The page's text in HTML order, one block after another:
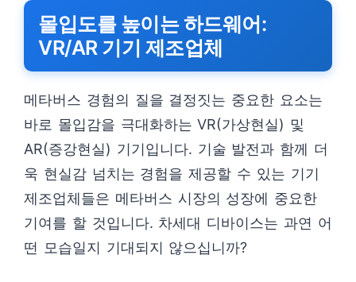
몰입도를 높이는 하드웨어:
VR/AR 기기 제조업체
메타버스 경험의 질을 결정짓는 중요한 요소는
바로 몰입감을 극대화하는 VR(가상현실) 및
AR(증강현실) 기기입니다. 기술 발전과 함께 더
욱 현실감 넘치는 경험을 제공할 수 있는 기기
제조업체들은 메타버스 시장의 성장에 중요한
기여를 할 것입니다. 차세대 디바이스는 과연 어
떤 모습일지 기대되지 않으십니까?